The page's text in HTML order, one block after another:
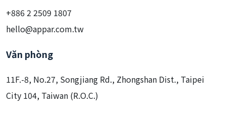
+886 2 2509 1807
hello@appar.com.tw
Văn phòng
11F.-8, No.27, Songjiang Rd., Zhongshan Dist., Taipei
City 104, Taiwan (R.O.C.)